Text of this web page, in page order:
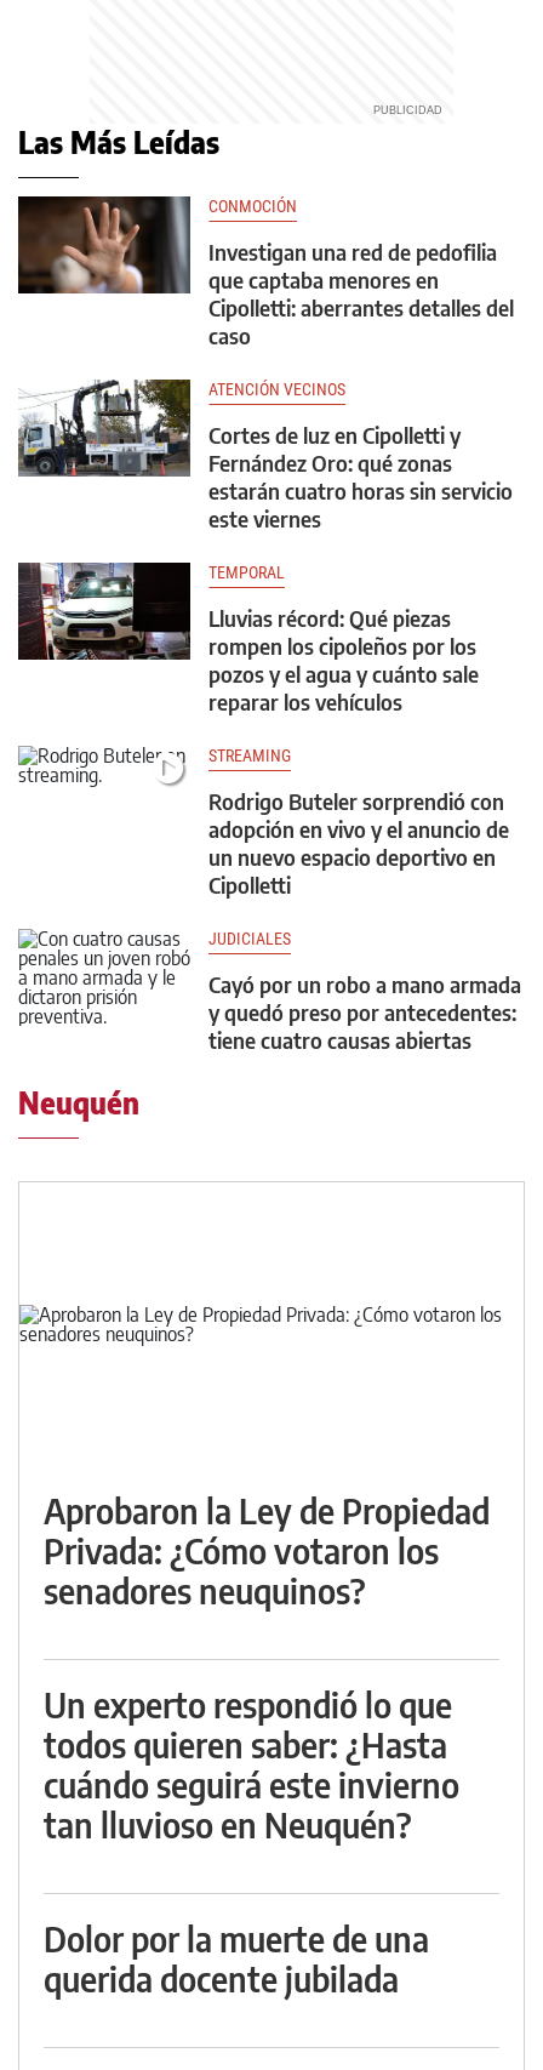
Las Más Leídas
CONMOCIÓN
Investigan una red de pedofilia
que captaba menores en
Cipolletti: aberrantes detalles del
caso
ATENCIÓN VECINOS
Cortes de luz en Cipolletti y
Fernández Oro: qué zonas
estarán cuatro horas sin servicio
este viernes
TEMPORAL
Lluvias récord: Qué piezas
rompen los cipoleños por los
pozos y el agua y cuánto sale
reparar los vehículos
STREAMING
Rodrigo Buteler sorprendió con
adopción en vivo y el anuncio de
un nuevo espacio deportivo en
Cipolletti
JUDICIALES
Cayó por un robo a mano armada
y quedó preso por antecedentes:
tiene cuatro causas abiertas
Neuquén
Aprobaron la Ley de Propiedad
Privada: ¿Cómo votaron los
senadores neuquinos?
Un experto respondió lo que
todos quieren saber: ¿Hasta
cuándo seguirá este invierno
tan lluvioso en Neuquén?
Dolor por la muerte de una
querida docente jubilada